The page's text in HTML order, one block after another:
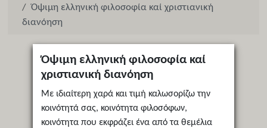
Όψιμη ελληνική φιλοσοφία καί χριστιανική
διανόηση
Όψιμη ελληνική φιλοσοφία καί
χριστιανική διανόηση
Με ιδιαίτερη χαρά και τιμή καλωσορίζω την
κοινότητά σας, κοινότητα φιλοσόφων,
κοινότητα που εκφράζει ένα από τα θεμέλια